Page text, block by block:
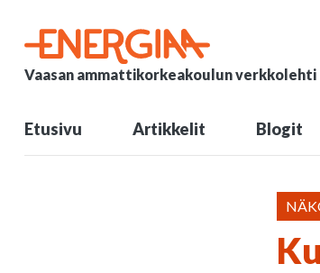
Vaasan ammattikorkeakoulun verkkolehti
Etusivu Artikkelit Blogit